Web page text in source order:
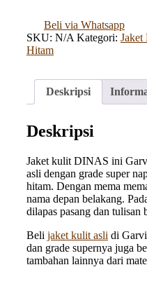
Beli via Whatsapp
SKU: N/A Kategori: Jaket
Hitam
Deskripsi
Deskripsi
Jaket kulit DINAS ini
asli dengan grade super
hitam. Dengan mema
nama depan belakang.
dilapas pasang dan tulisan
Beli jaket kulit asli di
dan grade supernya juga
tambahan lainnya dari